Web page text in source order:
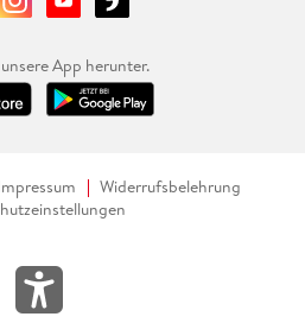
App herunter.
Widerrufsbelehrung